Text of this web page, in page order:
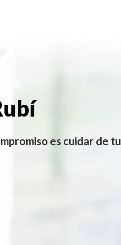
es cuidar de tu